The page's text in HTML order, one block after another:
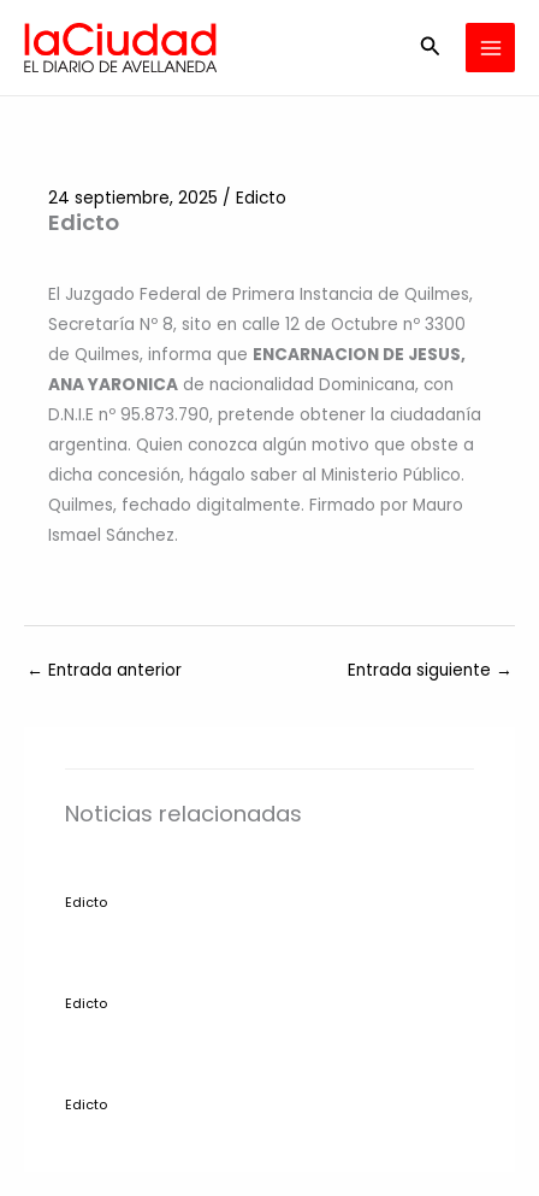
contenido
Buscar
Edicto
24 septiembre, 2025 / Edicto
El Juzgado Federal de Primera Instancia de Quilmes,
Secretaría Nº 8, sito en calle 12 de Octubre nº 3300
de Quilmes, informa que ENCARNACION DE JESUS,
ANA YARONICA de nacionalidad Dominicana, con
D.N.I.E nº 95.873.790, pretende obtener la ciudadanía
argentina. Quien conozca algún motivo que obste a
dicha concesión, hágalo saber al Ministerio Público.
Quilmes, fechado digitalmente. Firmado por Mauro
Ismael Sánchez.
← Entrada anterior Entrada siguiente →
Noticias relacionadas
Edicto
Edicto
Edicto